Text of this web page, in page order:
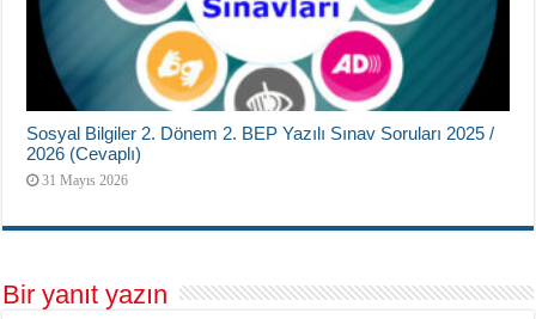
Sosyal Bilgiler 2. Dönem 2. BEP Yazılı Sınav Soruları 2025 /
2026 (Cevaplı)
31 Mayıs 2026
Bir yanıt yazın